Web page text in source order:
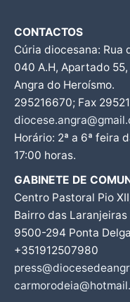
CONTACTOS
Cúria diocesana: Rua
040 A.H, Apartado
Angra do Heroísmo.
295216670; Fax
Horário: 2ª a 6ª feira
17:00 horas.
GABINETE DE
Centro Pastoral Pio
Bairro das Laranjeiras
9500-294 Ponta
+351912507980